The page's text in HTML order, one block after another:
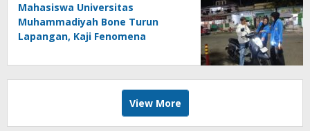
Mahasiswa Universitas
Muhammadiyah Bone Turun
Lapangan, Kaji Fenomena
melalui Riset FOTOFOBIA
View More